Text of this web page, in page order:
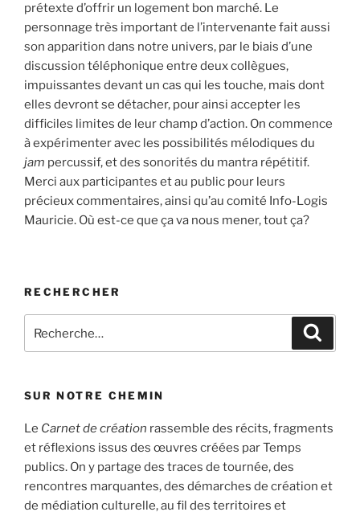
prétexte d’offrir un logement bon marché. Le
personnage très important de l’intervenante fait aussi
son apparition dans notre univers, par le biais d’une
discussion téléphonique entre deux collègues,
impuissantes devant un cas qui les touche, mais dont
elles devront se détacher, pour ainsi accepter les
difficiles limites de leur champ d’action. On commence
à expérimenter avec les possibilités mélodiques du
jam percussif, et des sonorités du mantra répétitif.
Merci aux participantes et au public pour leurs
précieux commentaires, ainsi qu’au comité Info-Logis
Mauricie. Où est-ce que ça va nous mener, tout ça?
RECHERCHER
pour
SUR NOTRE CHEMIN
Le Carnet de création rassemble des récits, fragments
et réflexions issus des œuvres créées par Temps
publics. On y partage des traces de tournée, des
rencontres marquantes, des démarches de création et
de médiation culturelle, au fil des territoires et